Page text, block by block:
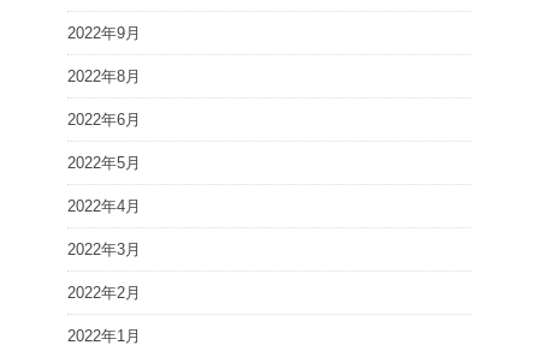
2022年9月
2022年8月
2022年6月
2022年5月
2022年4月
2022年3月
2022年2月
2022年1月